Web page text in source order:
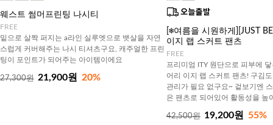
웨스트 썸머프린팅 나시티
FREE
밑으로 살짝 퍼지는 a라인 실루엣으로 뱃살을 자연
스럽게 커버해주는 나시 티셔츠구요, 캐주얼한 프린
팅이 포인트가 되어주는 아이템이에요
27,300원 21,900원 20%
[❄️여름을 시원하게][JUST
이지 랩 스커트 팬츠
FREE
프리미엄 ITY 원단으로 피부에
어리 이지 랩 스커트 팬츠! 구김
관리가 필요 없구요~ 겉보기엔
은 팬츠로 되어있어 활동성을 높
42,500원 19,200원 55%